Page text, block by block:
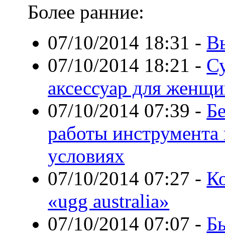
Более ранние:
07/10/2014 18:31 -
07/10/2014 18:21 -
аксессуар для
07/10/2014 07:39 -
работы
условиях
07/10/2014 07:27 -
«ugg australia»
07/10/2014 07:07 -